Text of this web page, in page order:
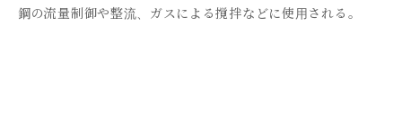
鋼の流量制御や整流、ガスによる撹拌などに使用される。